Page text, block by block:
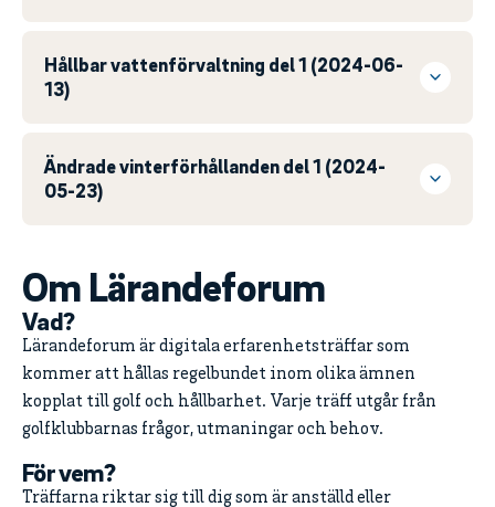
Hållbar vattenförvaltning del 1 (2024-06-
13)
Ändrade vinterförhållanden del 1 (2024-
05-23)
Om Lärandeforum
Vad?
Lärandeforum är digitala erfarenhetsträffar som
kommer att hållas regelbundet inom olika ämnen
kopplat till golf och hållbarhet. Varje träff utgår från
golfklubbarnas frågor, utmaningar och behov.
För vem?
Träffarna riktar sig till dig som är anställd eller